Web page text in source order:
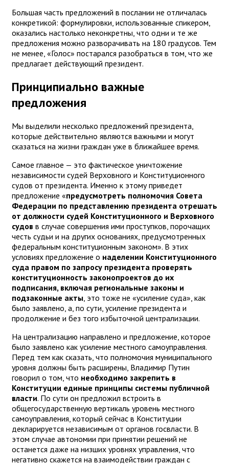
Большая часть предложений в послании не отличалась
конкретикой: формулировки, использованные спикером,
оказались настолько неконкретны, что одни и те же
предложения можно разворачивать на 180 градусов. Тем
не менее, «Голос» постарался разобраться в том, что же
предлагает действующий президент.
Принципиально важные
предложения
Мы выделили несколько предложений президента,
которые действительно являются важными и могут
сказаться на жизни граждан уже в ближайшее время.
Самое главное — это фактическое уничтожение
независимости судей Верховного и Конституционного
судов от президента. Именно к этому приведет
предложение «предусмотреть полномочия Совета
Федерации по представлению президента отрешать
от должности судей Конституционного и Верховного
судов в случае совершения ими проступков, порочащих
честь судьи и на других основаниях, предусмотренных
федеральным конституционным законом». В этих
условиях предложение о наделении Конституционного
суда правом по запросу президента проверять
конституционность законопроектов до их
подписания, включая региональные законы и
подзаконные акты , это тоже не «усиление суда», как
было заявлено, а, по сути, усиление президента и
продолжение и без того избыточной централизации.
На централизацию направлено и предложение, которое
было заявлено как усиление местного самоуправления.
Перед тем как сказать, что полномочия муниципального
уровня должны быть расширены, Владимир Путин
говорил о том, что необходимо закрепить в
Конституции единые принципы системы публичной
власти. По сути он предложил встроить в
общегосударственную вертикаль уровень местного
самоуправления, который сейчас в Конституции
декларируется независимым от органов госвласти. В
этом случае автономии при принятии решений не
останется даже на низших уровнях управления, что
негативно скажется на взаимодействии граждан с